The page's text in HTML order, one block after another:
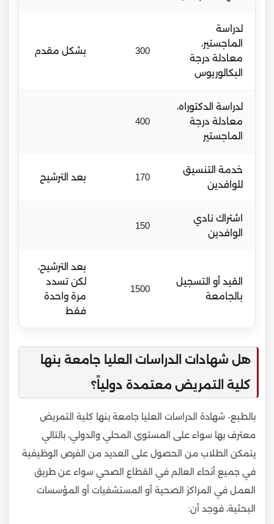
لدراسة
الماجستير،
معادلة درجة
البكالوريوس
300 بشكل مقدم
لدراسة الدكتوراه،
معادلة درجة
الماجستير
400
خدمة التنسيق
للوافدين
170 بعد الترشيح
اشتراك نادي
الوافدين
150
القيد أو التسجيل
بالجامعة
1500
بعد الترشيح،
لكن تسدد
مرة واحدة
فقط
هل شهادات الدراسات العليا جامعة بنها
كلية التمريض معتمدة دولياً؟
بالطبع- شهادة الدراسات العليا جامعة بنها كلية التمريض
معترف بها سواء على المستوى المحلي والدولي، بالتالي
يتمكن الطلاب من الحصول على العديد من الفرص الوظيفية
في جميع أنحاء العالم في القطاع الصحي سواء عن طريق
العمل في المراكز الصحية أو المستشفيات أو المؤسسات
البحثية، فوجد أن: